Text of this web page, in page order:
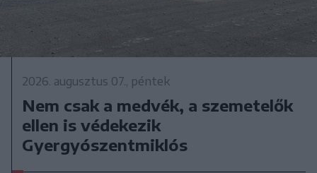
2026. augusztus 07., péntek
Nem csak a medvék, a szemetelők
ellen is védekezik
Gyergyószentmiklós